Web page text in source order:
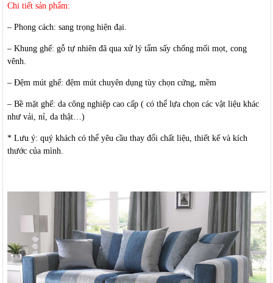
Chi tiết sản phẩm:
– Phong cách: sang trọng hiện đại.
– Khung ghế: gỗ tự nhiên đã qua xử lý tẩm sấy chống mối mọt, cong
vênh.
– Đệm mút ghế: đệm mút chuyên dụng tùy chọn cứng, mềm
– Bề mặt ghế: da công nghiệp cao cấp ( có thể lựa chọn các vật liệu khác
như vải, nỉ, da thật…)
* Lưu ý: quý khách có thể yêu cầu thay đổi chất liệu, thiết kế và kích
thước của mình.